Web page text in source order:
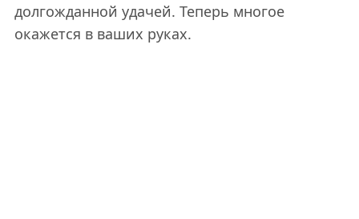
долгожданной удачей. Теперь многое
окажется в ваших руках.